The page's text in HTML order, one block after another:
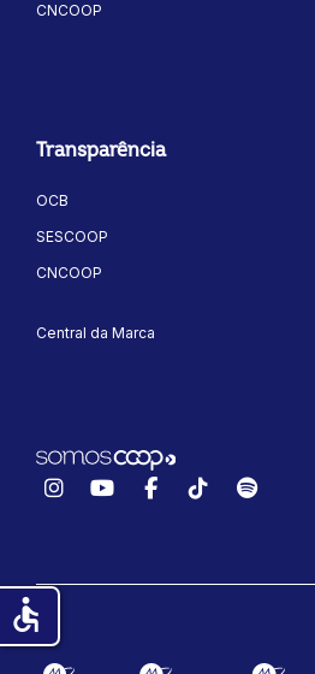
CNCOOP
Transparência
OCB
SESCOOP
CNCOOP
Central da Marca
InstagramYouTubeFacebook
TikTokSpotify
accessible